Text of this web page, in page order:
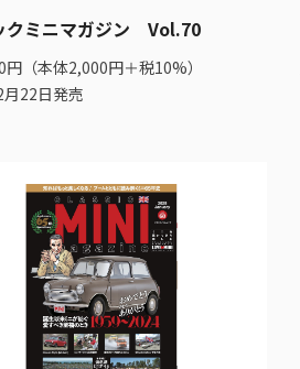
クミニマガジン Vol.70
（本体2,000円＋税10%）
22日発売